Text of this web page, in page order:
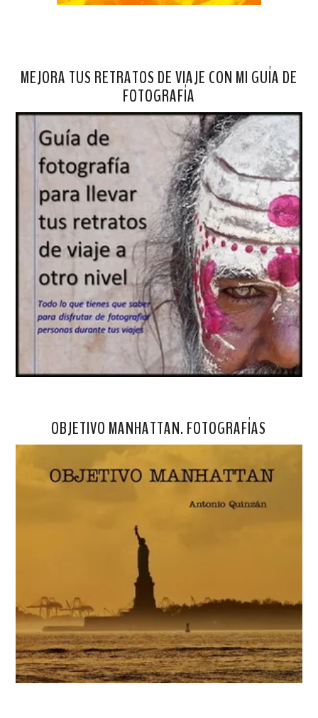
MEJORA TUS RETRATOS DE VIAJE CON MI GUÍA DE
FOTOGRAFÍA
OBJETIVO MANHATTAN. FOTOGRAFÍAS